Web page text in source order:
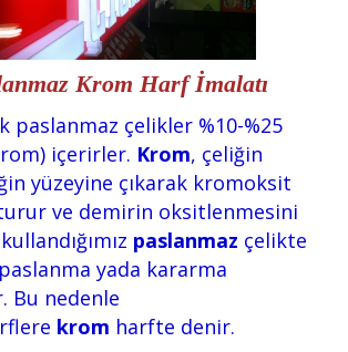
Krom Harf İmalatı
paslanmaz çelikler %10-%25
) içerirler. Krom, çeliğin
yüzeyine çıkarak kromoksit
ve demirin oksitlenmesini
paslanmaz çelikte
yada kararma
Bu nedenle
krom harfte denir.